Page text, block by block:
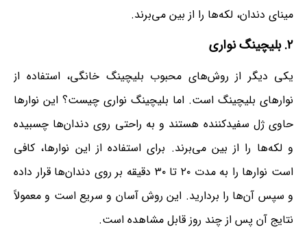
مینای دندان، لکه‌ها را از بین می‌برند.
۲. بلیچینگ نواری
یکی دیگر از روش‌های محبوب بلیچینگ خانگی، استفاده از
نوارهای بلیچینگ است. اما بلیچینگ نواری چیست؟ این نوارها
حاوی ژل سفیدکننده هستند و به راحتی روی دندان‌ها چسبیده
و لکه‌ها را از بین می‌برند. برای استفاده از این نوارها، کافی
است نوارها را به مدت ۲۰ تا ۳۰ دقیقه بر روی دندان‌ها قرار داده
و سپس آن‌ها را بردارید. این روش آسان و سریع است و معمولاً
نتایج آن پس از چند روز قابل مشاهده است.